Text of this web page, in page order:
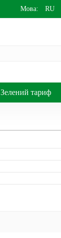
Мова: RU
Зелений тариф